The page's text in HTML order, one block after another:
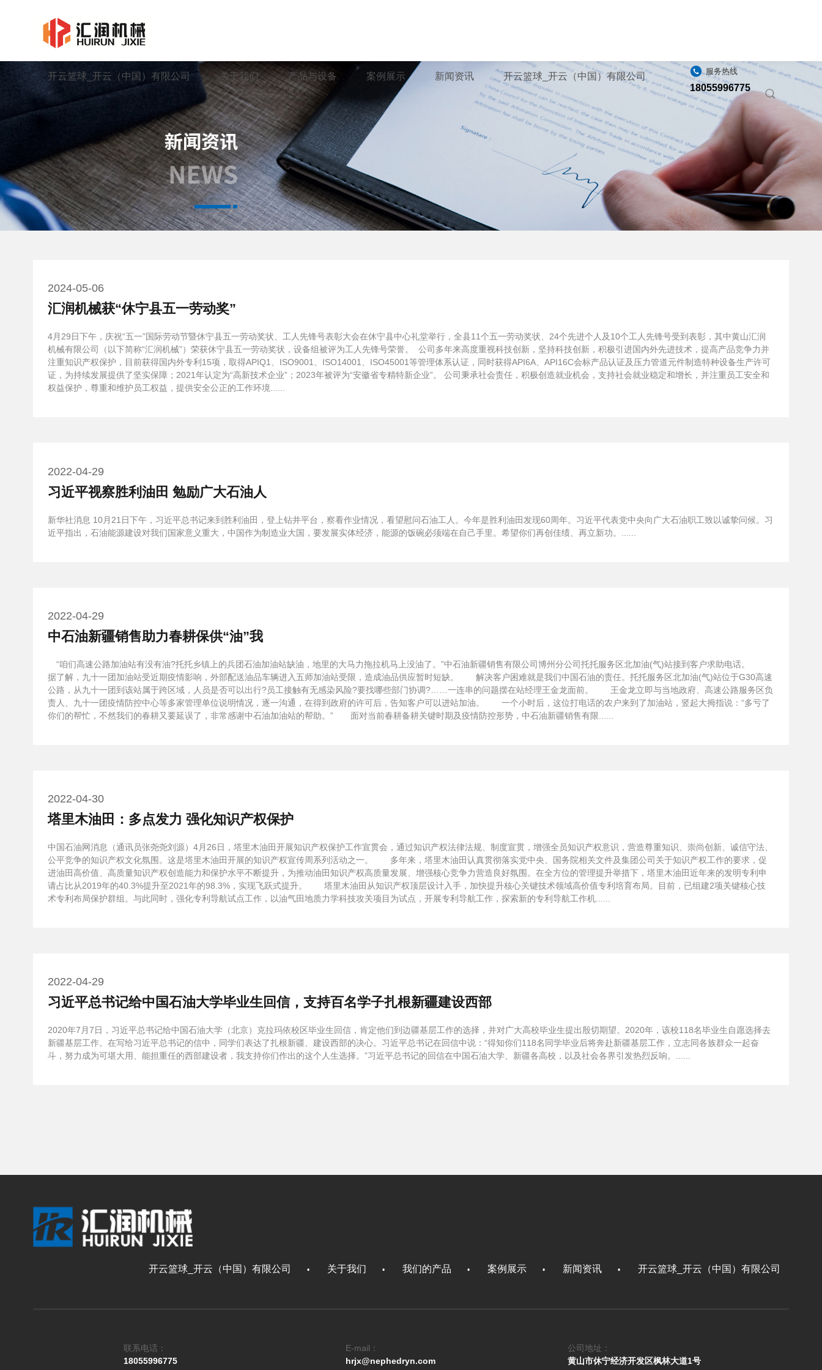
开云篮球_开云（中国）有限公司 关于我们 产品与设备 案例展示 新闻资讯 开云篮球_开云（中国）有限公司 服务热线
18055996775
2024-05-06
汇润机械获“休宁县五一劳动奖”
4月29日下午，庆祝“五一”国际劳动节暨休宁县五一劳动奖状、工人先锋号表彰大会在休宁县中心礼堂举行，全县11个五一劳动奖状、24个先进个人及10个工人先锋号受到表彰，其中黄山汇润
机械有限公司（以下简称“汇润机械”）荣获休宁县五一劳动奖状，设备组被评为工人先锋号荣誉。 公司多年来高度重视科技创新，坚持科技创新，积极引进国内外先进技术，提高产品竞争力并
注重知识产权保护，目前获得国内外专利15项，取得APIQ1、ISO9001、ISO14001、ISO45001等管理体系认证，同时获得API6A、API16C会标产品认证及压力管道元件制造特种设备生产许可
证，为持续发展提供了坚实保障；2021年认定为“高新技术企业”；2023年被评为“安徽省专精特新企业”。 公司秉承社会责任，积极创造就业机会，支持社会就业稳定和增长，并注重员工安全和
权益保护，尊重和维护员工权益，提供安全公正的工作环境......
2022-04-29
习近平视察胜利油田 勉励广大石油人
新华社消息 10月21日下午，习近平总书记来到胜利油田，登上钻井平台，察看作业情况，看望慰问石油工人。今年是胜利油田发现60周年。习近平代表党中央向广大石油职工致以诚挚问候。习
近平指出，石油能源建设对我们国家意义重大，中国作为制造业大国，要发展实体经济，能源的饭碗必须端在自己手里。希望你们再创佳绩、再立新功。......
2022-04-29
中石油新疆销售助力春耕保供“油”我
“咱们高速公路加油站有没有油?托托乡镇上的兵团石油加油站缺油，地里的大马力拖拉机马上没油了。”中石油新疆销售有限公司博州分公司托托服务区北加油(气)站接到客户求助电话。
据了解，九十一团加油站受近期疫情影响，外部配送油品车辆进入五师加油站受限，造成油品供应暂时短缺。 解决客户困难就是我们中国石油的责任。托托服务区北加油(气)站位于G30高速
公路，从九十一团到该站属于跨区域，人员是否可以出行?员工接触有无感染风险?要找哪些部门协调?……一连串的问题摆在站经理王金龙面前。 王金龙立即与当地政府、高速公路服务区负
责人、九十一团疫情防控中心等多家管理单位说明情况，逐一沟通，在得到政府的许可后，告知客户可以进站加油。 一个小时后，这位打电话的农户来到了加油站，竖起大拇指说：“多亏了
你们的帮忙，不然我们的春耕又要延误了，非常感谢中石油加油站的帮助。” 面对当前春耕备耕关键时期及疫情防控形势，中石油新疆销售有限......
2022-04-30
塔里木油田：多点发力 强化知识产权保护
中国石油网消息（通讯员张尧尧刘源）4月26日，塔里木油田开展知识产权保护工作宣贯会，通过知识产权法律法规、制度宣贯，增强全员知识产权意识，营造尊重知识、崇尚创新、诚信守法、
公平竞争的知识产权文化氛围。这是塔里木油田开展的知识产权宣传周系列活动之一。 多年来，塔里木油田认真贯彻落实党中央、国务院相关文件及集团公司关于知识产权工作的要求，促
进油田高价值、高质量知识产权创造能力和保护水平不断提升，为推动油田知识产权高质量发展、增强核心竞争力营造良好氛围。在全方位的管理提升举措下，塔里木油田近年来的发明专利申
请占比从2019年的40.3%提升至2021年的98.3%，实现飞跃式提升。 塔里木油田从知识产权顶层设计入手，加快提升核心关键技术领域高价值专利培育布局。目前，已组建2项关键核心技
术专利布局保护群组。与此同时，强化专利导航试点工作，以油气田地质力学科技攻关项目为试点，开展专利导航工作，探索新的专利导航工作机......
2022-04-29
习近平总书记给中国石油大学毕业生回信，支持百名学子扎根新疆建设西部
2020年7月7日，习近平总书记给中国石油大学（北京）克拉玛依校区毕业生回信，肯定他们到边疆基层工作的选择，并对广大高校毕业生提出殷切期望。2020年，该校118名毕业生自愿选择去
新疆基层工作。在写给习近平总书记的信中，同学们表达了扎根新疆、建设西部的决心。习近平总书记在回信中说：“得知你们118名同学毕业后将奔赴新疆基层工作，立志同各族群众一起奋
斗，努力成为可堪大用、能担重任的西部建设者，我支持你们作出的这个人生选择。”习近平总书记的回信在中国石油大学、新疆各高校，以及社会各界引发热烈反响。......
开云篮球_开云（中国）有限公司 • 关于我们 • 我们的产品 • 案例展示 • 新闻资讯 • 开云篮球_开云（中国）有限公司
联系电话：
18055996775
E-mail：
hrjx@nephedryn.com
公司地址：
黄山市休宁经济开发区枫林大道1号